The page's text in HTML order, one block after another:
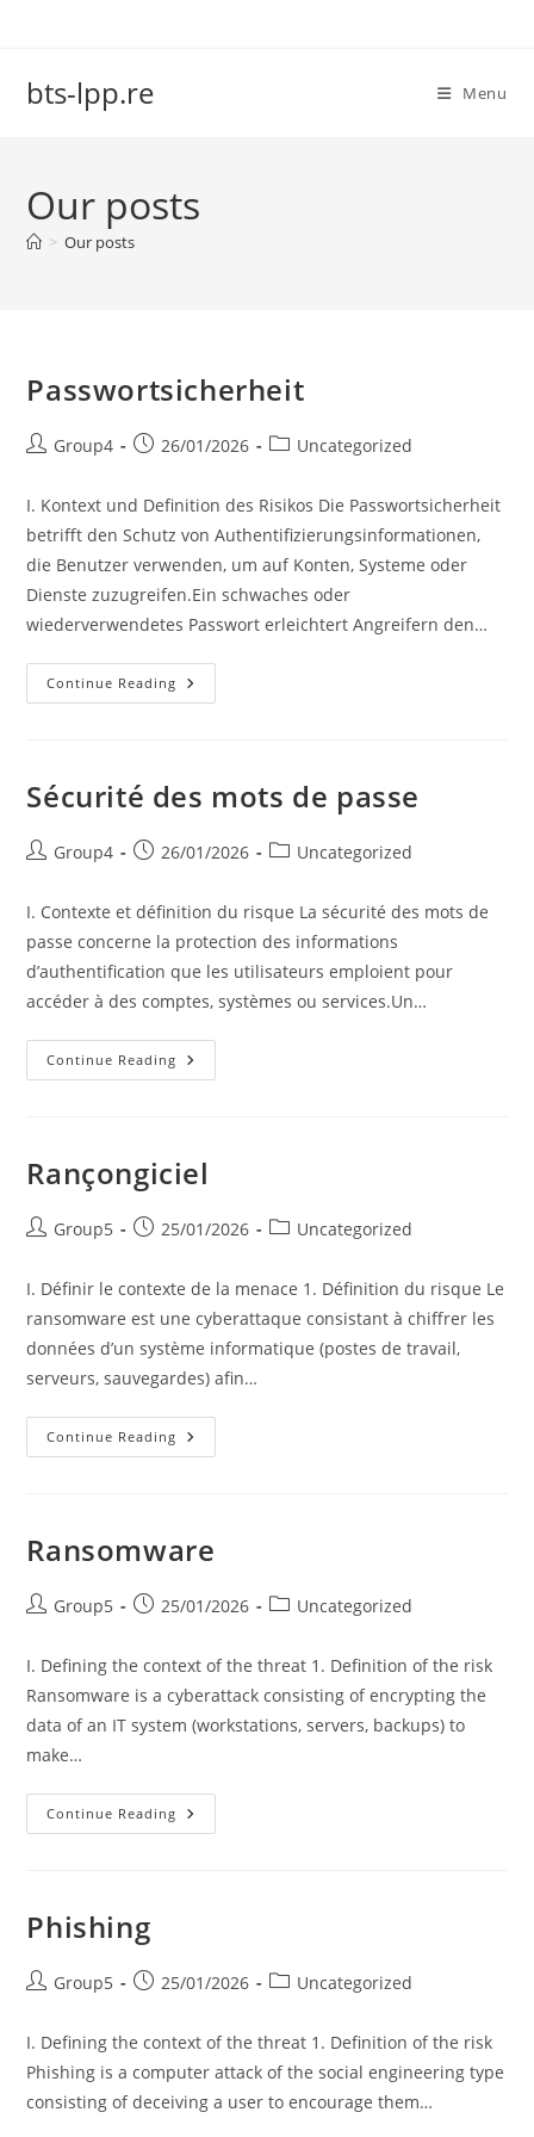
bts-lpp.re Menu
Our posts
> Our posts
Passwortsicherheit
PostGroup4
Post26/01/2026
PostUncategorized
I. Kontext und Definition des Risikos Die Passwortsicherheit
betrifft den Schutz von Authentifizierungsinformationen,
die Benutzer verwenden, um auf Konten, Systeme oder
Dienste zuzugreifen.Ein schwaches oder
wiederverwendetes Passwort erleichtert Angreifern den…
Continue Reading Passwortsicherheit
Sécurité des mots de passe
PostGroup4
Post26/01/2026
PostUncategorized
I. Contexte et définition du risque La sécurité des mots de
passe concerne la protection des informations
d’authentification que les utilisateurs emploient pour
accéder à des comptes, systèmes ou services.Un…
Continue Reading Sécurité
Des
Rançongiciel
PostGroup5
Post25/01/2026
PostUncategorized
I. Définir le contexte de la menace 1. Définition du risque Le
ransomware est une cyberattaque consistant à chiffrer les
données d’un système informatique (postes de travail,
serveurs, sauvegardes) afin…
Continue Reading Rançongiciel
Ransomware
PostGroup5
Post25/01/2026
PostUncategorized
I. Defining the context of the threat 1. Definition of the risk
Ransomware is a cyberattack consisting of encrypting the
data of an IT system (workstations, servers, backups) to
make…
Continue Reading Ransomware
Phishing
PostGroup5
Post25/01/2026
PostUncategorized
I. Defining the context of the threat 1️. Definition of the risk
Phishing is a computer attack of the social engineering type
consisting of deceiving a user to encourage them…